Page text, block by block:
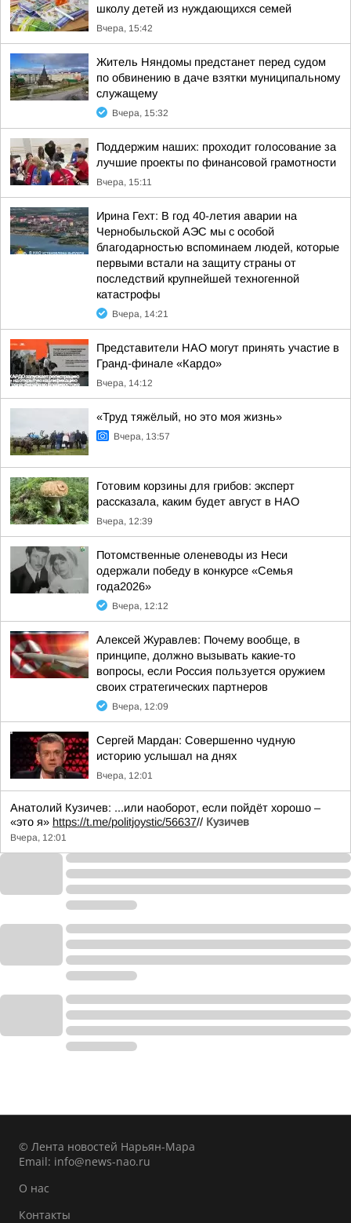
школу детей из нуждающихся семей
Вчера, 15:42
Житель Няндомы предстанет перед судом
по обвинению в даче взятки муниципальному
служащему
Вчера, 15:32
Поддержим наших: проходит голосование за
лучшие проекты по финансовой грамотности
Вчера, 15:11
Ирина Гехт: В год 40-летия аварии на
Чернобыльской АЭС мы с особой
благодарностью вспоминаем людей, которые
первыми встали на защиту страны от
последствий крупнейшей техногенной
катастрофы
Вчера, 14:21
Представители НАО могут принять участие в
Гранд-финале «Кардо»
Вчера, 14:12
«Труд тяжёлый, но это моя жизнь»
Вчера, 13:57
Готовим корзины для грибов: эксперт
рассказала, каким будет август в НАО
Вчера, 12:39
Потомственные оленеводы из Неси
одержали победу в конкурсе «Семья
года2026»
Вчера, 12:12
Алексей Журавлев: Почему вообще, в
принципе, должно вызывать какие-то
вопросы, если Россия пользуется оружием
своих стратегических партнеров
Вчера, 12:09
Сергей Мардан: Совершенно чудную
историю услышал на днях
Вчера, 12:01
Анатолий Кузичев: ...или наоборот, если пойдёт хорошо –
«это я» https://t.me/politjoystic/56637// Кузичев
Вчера, 12:01
© Лента новостей Нарьян-Мара
Email: info@news-nao.ru
О нас
Контакты